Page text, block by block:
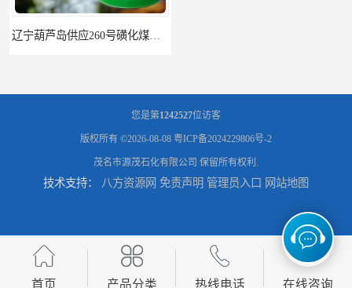
您是第1242527位访客
版权所有 ©2026-08-08 粤ICP备2024229806号-2
茂名市源茂石化有限公司 保留所有权利.
技术支持： 八方资源网 免责声明 管理员入口 网站地图
首页 产品分类 热线电话 在线咨询